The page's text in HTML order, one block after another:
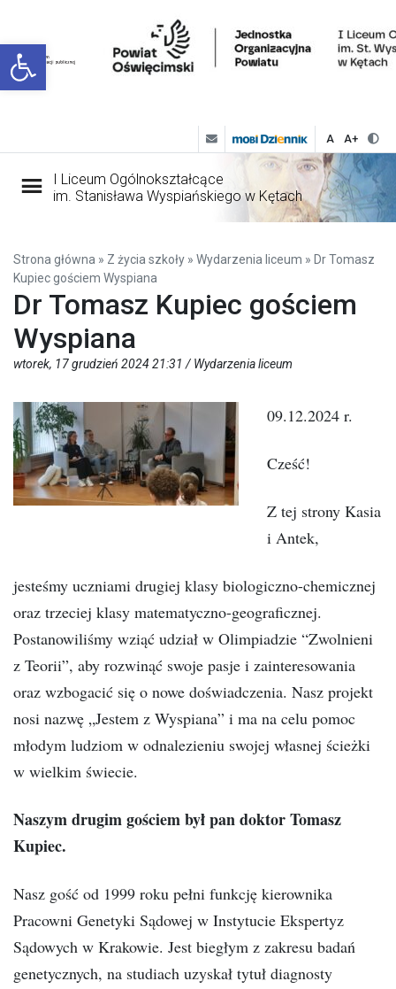
Open toolbar
A A+
I Liceum Ogólnokształcące
im. Stanisława Wyspiańskiego w Kętach
Strona główna » Z życia szkoły » Wydarzenia liceum » Dr Tomasz
Kupiec gościem Wyspiana
Dr Tomasz Kupiec gościem
Wyspiana
wtorek, 17 grudzień 2024 21:31 / Wydarzenia liceum
09.12.2024 r.
Cześć!
Z tej strony Kasia
i Antek,
jesteśmy uczniami drugiej klasy biologiczno-chemicznej
oraz trzeciej klasy matematyczno-geograficznej.
Postanowiliśmy wziąć udział w Olimpiadzie “Zwolnieni
z Teorii”, aby rozwinąć swoje pasje i zainteresowania
oraz wzbogacić się o nowe doświadczenia. Nasz projekt
nosi nazwę „Jestem z Wyspiana” i ma na celu pomoc
młodym ludziom w odnalezieniu swojej własnej ścieżki
w wielkim świecie.
Naszym drugim gościem był pan doktor Tomasz
Kupiec.
Nasz gość od 1999 roku pełni funkcję kierownika
Pracowni Genetyki Sądowej w Instytucie Ekspertyz
Sądowych w Krakowie. Jest biegłym z zakresu badań
genetycznych, na studiach uzyskał tytuł diagnosty